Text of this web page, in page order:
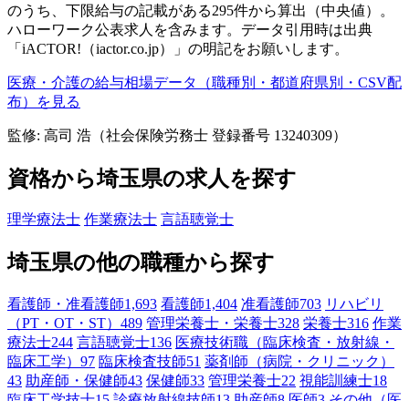
のうち、下限給与の記載がある295件から算出（中央値）。
ハローワーク公表求人を含みます。データ引用時は出典
「iACTOR!（iactor.co.jp）」の明記をお願いします。
医療・介護の給与相場データ（職種別・都道府県別・CSV配
布）を見る
監修: 高司 浩（社会保険労務士 登録番号 13240309）
資格から埼玉県の求人を探す
理学療法士 作業療法士 言語聴覚士
埼玉県の他の職種から探す
看護師・准看護師1,693 看護師1,404 准看護師703 リハビリ
（PT・OT・ST） 489 管理栄養士・栄養士328 栄養士316 作業
療法士244 言語聴覚士136 医療技術職（臨床検査・放射線・
臨床工学） 97 臨床検査技師51 薬剤師（病院・クリニック）
43 助産師・保健師43 保健師33 管理栄養士22 視能訓練士18